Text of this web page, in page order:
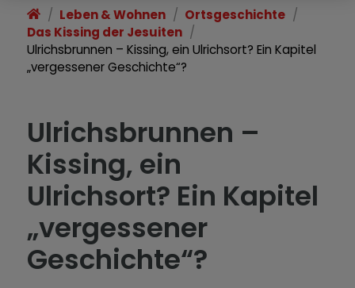
Erwähnung.
Das Kissing der Augsburger
Bischöfe
Kirchen in Kissing: Die Augsburger
Bischöfe und die Kirche St. Stephan
Das Kissing der Jesuiten
Kissing und sein berühmter und
umstrittener Held, der „deutsche
Leben & Wohnen
Ortsgeschichte
Das Kissing der Jesuiten
Ulrichsbrunnen – Kissing, ein Ulrichsort? Ein Kapitel
„vergessener Geschichte“?
Ulrichsbrunnen –
Kissing, ein
Ulrichsort? Ein Kapitel
„vergessener
Geschichte“?